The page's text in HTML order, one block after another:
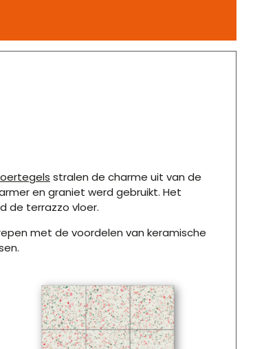
stralen de charme uit van de
en graniet werd gebruikt. Het
de terrazzo vloer.
met de voordelen van keramische